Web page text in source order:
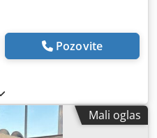
Pozovite
Mali oglas